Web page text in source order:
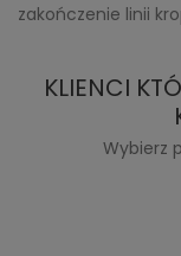
zakończenie linii
KLIENCI
Wybierz